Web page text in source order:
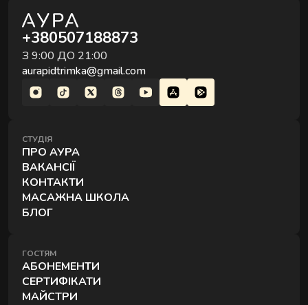
+380507188873
З 9:00 ДО 21:00
aurapidtrimka@gmail.com
СТУДІЯ
ПРО АУРА
ВАКАНСІЇ
КОНТАКТИ
МАСАЖНА ШКОЛА
БЛОГ
ГОСТЯМ
АБОНЕМЕНТИ
СЕРТИФІКАТИ
МАЙСТРИ